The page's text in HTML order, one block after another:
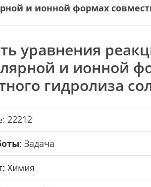
и ионной формах
уравнения
и ионной
гидролиза
: 22212
Задача
Химия